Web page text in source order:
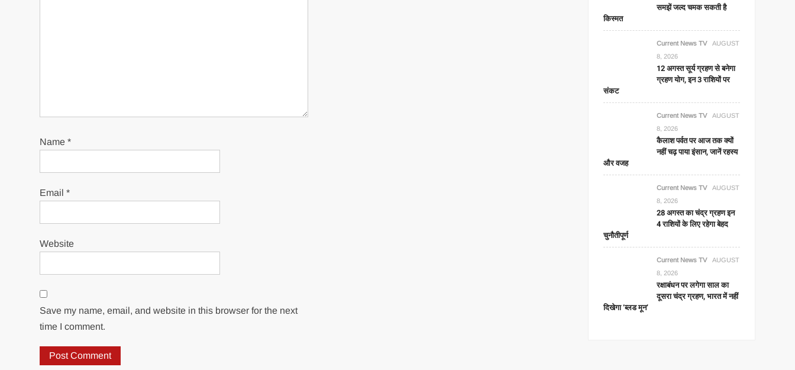
Name*
Email*
Website
Save my name, email, and website in this browser for the next
time I comment.
समझें जल्द चमक सकती है
किस्मत
Current News TV
AUGUST
8, 2026
12 अगस्त सूर्य ग्रहण से बनेगा
ग्रहण योग, इन 3 राशियों पर
संकट
Current News TV
AUGUST
8, 2026
कैलाश पर्वत पर आज तक क्यों
नहीं चढ़ पाया इंसान, जानें रहस्य
और वजह
Current News TV
AUGUST
8, 2026
28 अगस्त का चंद्र ग्रहण इन
4 राशियों के लिए रहेगा बेहद
चुनौतीपूर्ण
Current News TV
AUGUST
8, 2026
रक्षाबंधन पर लगेगा साल का
दूसरा चंद्र ग्रहण, भारत में नहीं
दिखेगा ‘ब्लड मून’